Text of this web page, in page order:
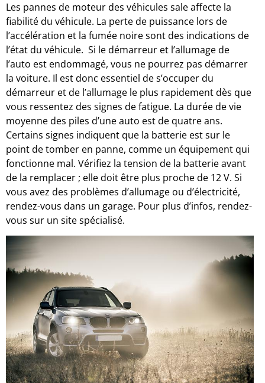
Les pannes de moteur des véhicules sale affecte la
fiabilité du véhicule. La perte de puissance lors de
l’accélération et la fumée noire sont des indications de
l’état du véhicule. Si le démarreur et l’allumage de
l’auto est endommagé, vous ne pourrez pas démarrer
la voiture. Il est donc essentiel de s’occuper du
démarreur et de l’allumage le plus rapidement dès que
vous ressentez des signes de fatigue. La durée de vie
moyenne des piles d’une auto est de quatre ans.
Certains signes indiquent que la batterie est sur le
point de tomber en panne, comme un équipement qui
fonctionne mal. Vérifiez la tension de la batterie avant
de la remplacer ; elle doit être plus proche de 12 V. Si
vous avez des problèmes d’allumage ou d’électricité,
rendez-vous dans un garage. Pour plus d’infos, rendez-
vous sur un site spécialisé.